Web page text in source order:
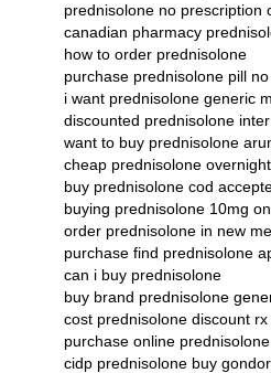
prednisolone no prescription
canadian pharmacy
how to order prednisolone
purchase prednisolone pill
i want prednisolone generic
discounted prednisolone
want to buy prednisolone
cheap prednisolone
buy prednisolone cod
buying prednisolone 10mg
order prednisolone in new
purchase find prednisolone
can i buy prednisolone
buy brand prednisolone
cost prednisolone discount rx
purchase online
cidp prednisolone buy gondor